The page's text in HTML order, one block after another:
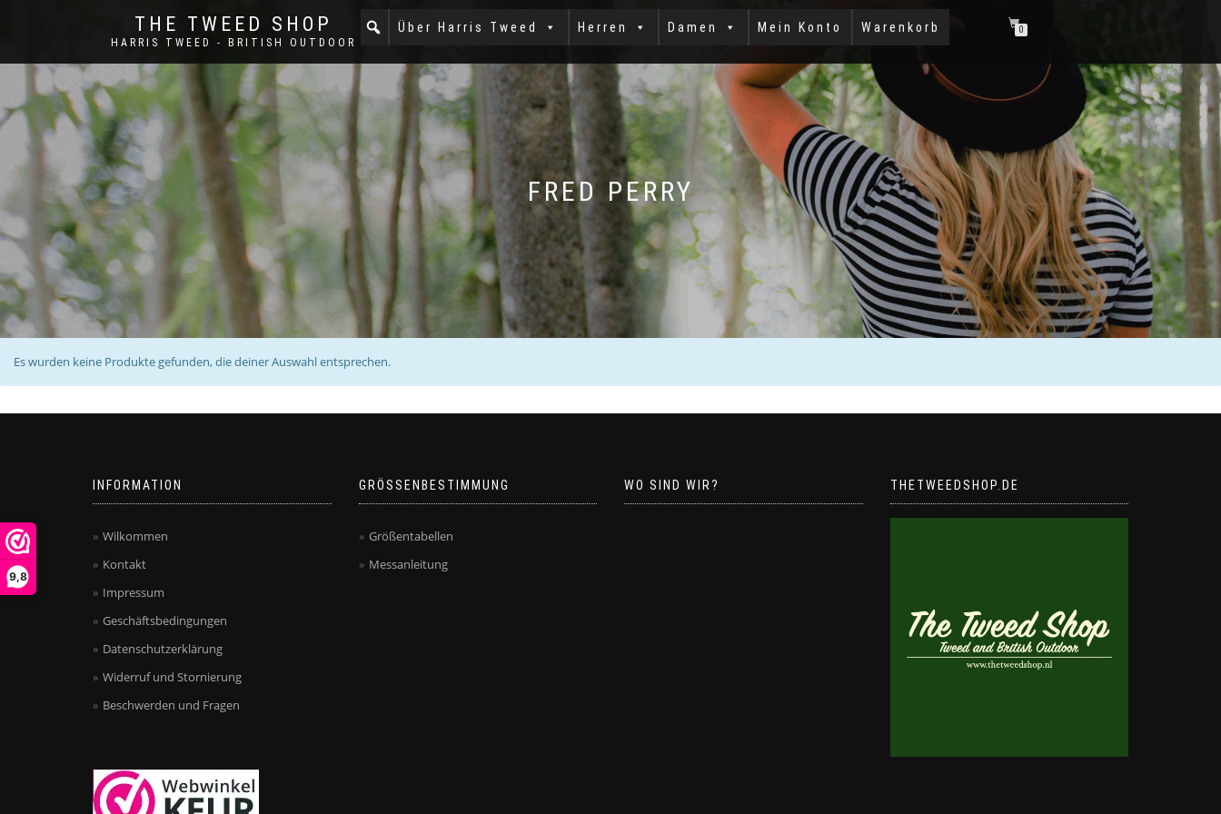
9,8
THE TWEED SHOP
HARRIS TWEED - BRITISH OUTDOOR
Über Harris Tweed Herren Damen Mein Konto Warenkorb 0
FRED PERRY
Es wurden keine Produkte gefunden, die deiner Auswahl entsprechen.
INFORMATION
Wilkommen
Kontakt
Impressum
Geschäftsbedingungen
Datenschutzerklärung
Widerruf und Stornierung
Beschwerden und Fragen
GRÖSSENBESTIMMUNG
Größentabellen
Messanleitung
WO SIND WIR? THETWEEDSHOP.DE